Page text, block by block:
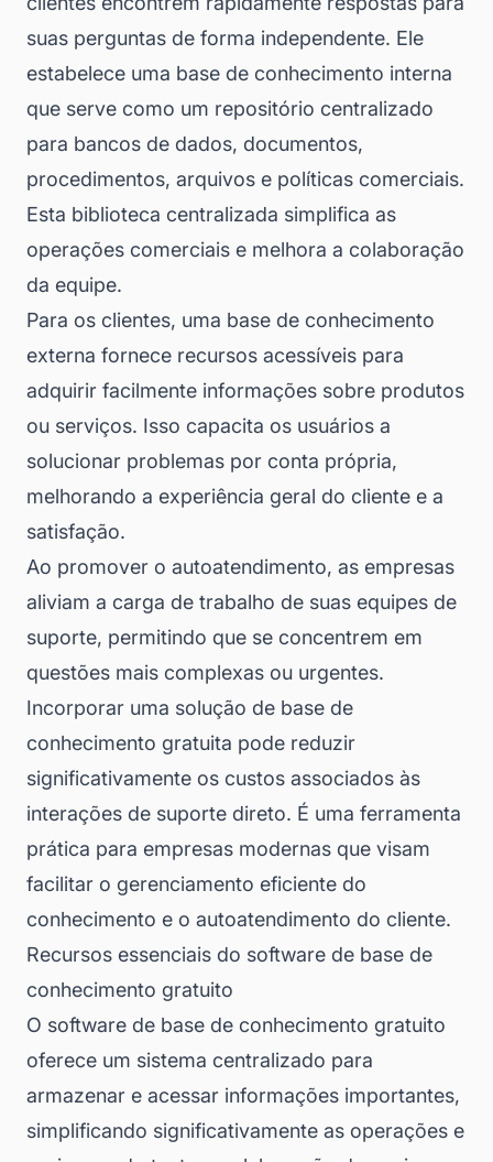
suas perguntas de forma independente. Ele
estabelece uma base de conhecimento interna
que serve como um repositório centralizado
para bancos de dados, documentos,
procedimentos, arquivos e políticas comerciais.
Esta biblioteca centralizada simplifica as
operações comerciais e melhora a colaboração
da equipe.
Para os clientes, uma base de conhecimento
externa fornece recursos acessíveis para
adquirir facilmente informações sobre produtos
ou serviços. Isso capacita os usuários a
solucionar problemas por conta própria,
melhorando a experiência geral do cliente e a
satisfação.
Ao promover o autoatendimento, as empresas
aliviam a carga de trabalho de suas equipes de
suporte, permitindo que se concentrem em
questões mais complexas ou urgentes.
Incorporar uma solução de base de
conhecimento gratuita pode reduzir
significativamente os custos associados às
interações de suporte direto. É uma ferramenta
prática para empresas modernas que visam
facilitar o gerenciamento eficiente do
conhecimento e o autoatendimento do cliente.
Recursos essenciais do software de base de
conhecimento gratuito
O software de base de conhecimento gratuito
oferece um sistema centralizado para
armazenar e acessar informações importantes,
simplificando significativamente as operações e